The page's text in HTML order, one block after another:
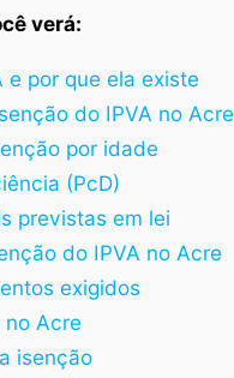
verá:
e por que ela existe
do IPVA no Acre
por idade
(PcD)
previstas em lei
do IPVA no Acre
exigidos
no Acre
isenção